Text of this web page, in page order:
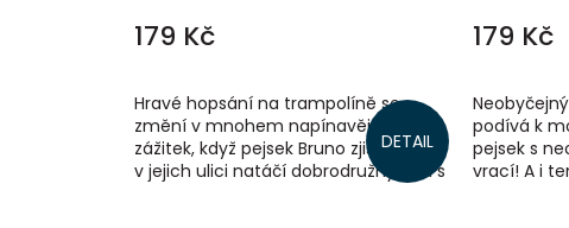
179 Kč
DETAIL
Hravé hopsání na trampolíně se
změní v mnohem napínavější
zážitek, když pejsek Bruno zjistí, že se
v jejich ulici natáčí dobrodružný film s
179 Kč
podívá k
pejsek s
vrací! A i